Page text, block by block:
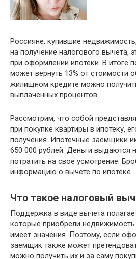
Россияне, купившие
на получение налогового вычета,
при оформлении ипотеки. В итоге
может вернуть 13% от стоимости
жилищном кредите можно
выплаченных процентов.
Рассмотрим, что собой
при покупке квартиры в ипотеку,
получения. Ипотечные заемщики
650 000 рублей. Деньги выдаются
потратить на свое усмотрение.
информацию о вычете по ипотеке.
Что такое налоговый
Поддержка в виде вычета
которые приобрели
имеет значения. Поэтому, если
заемщик также может
можно получить их и за саму